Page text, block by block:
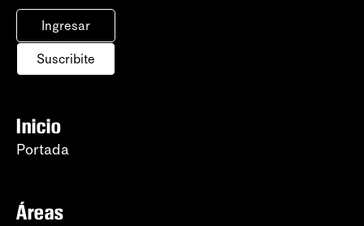
Ingresar
Suscribite
Inicio
Portada
Áreas